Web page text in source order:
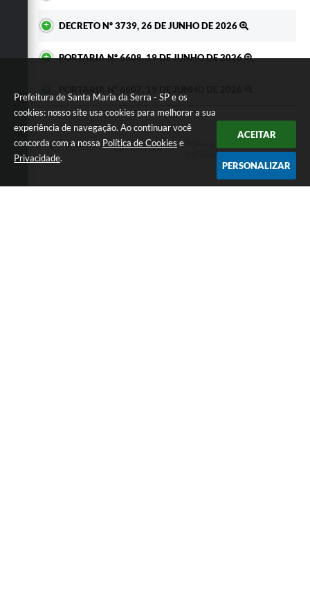
Prefeitura de Santa Maria da Serra - SP e os
cookies: nosso site usa cookies para melhorar a sua
experiência de navegação. Ao continuar você
concorda com a nossa Política de Cookies e
Privacidade.
ACEITAR
PERSONALIZAR
DECRETO Nº 3739, 26 DE JUNHO DE 2026
PORTARIA Nº 6608, 19 DE JUNHO DE 2026
GOSTEI NÃO GOSTEI
legislação.